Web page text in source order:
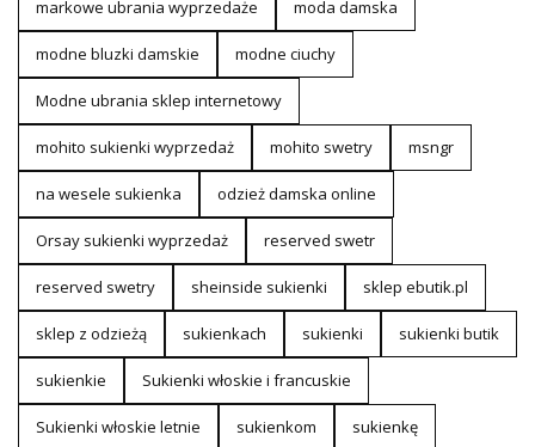
markowe ubrania wyprzedaże moda damska
modne bluzki damskie modne ciuchy
Modne ubrania sklep internetowy
mohito sukienki wyprzedaż mohito swetry msngr
na wesele sukienka odzież damska online
Orsay sukienki wyprzedaż reserved swetr
reserved swetry sheinside sukienki sklep ebutik.pl
sklep z odzieżą sukienkach sukienki sukienki butik
sukienkie Sukienki włoskie i francuskie
Sukienki włoskie letnie sukienkom sukienkę